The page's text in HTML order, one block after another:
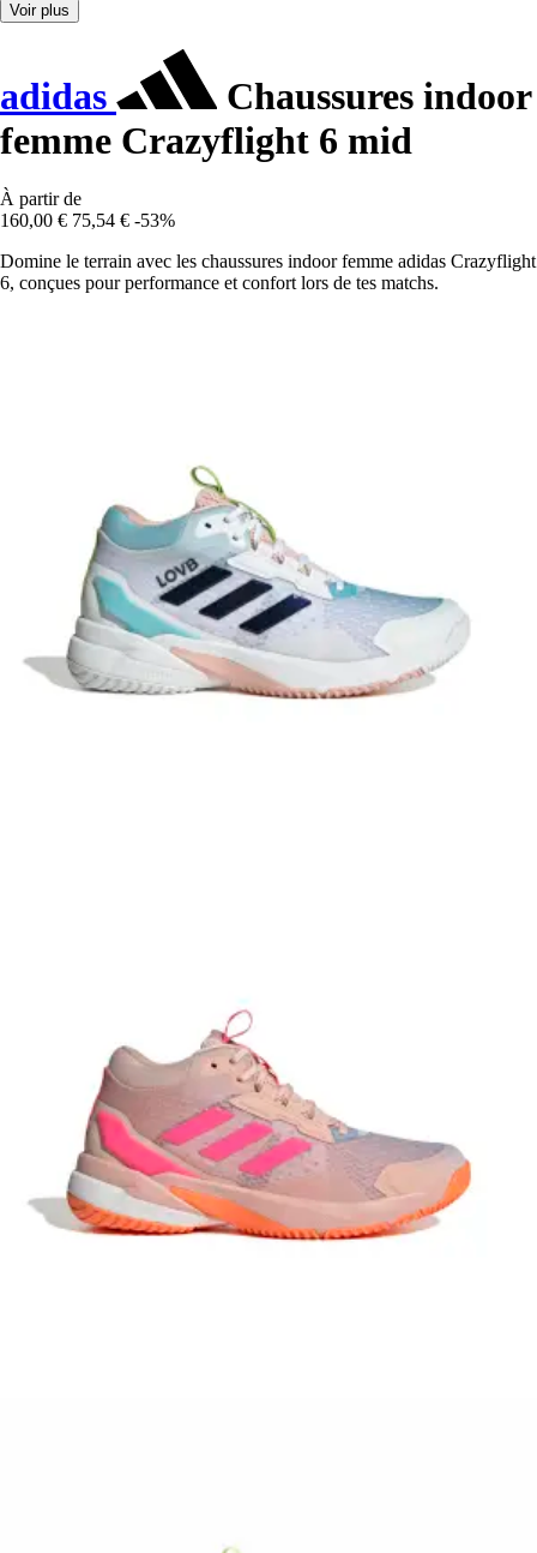
Voir plus
adidas
Chaussures indoor
femme Crazyflight 6 mid
À partir de
160,00 € 75,54 € -53%
Domine le terrain avec les chaussures indoor femme adidas Crazyflight
6, conçues pour performance et confort lors de tes matchs.